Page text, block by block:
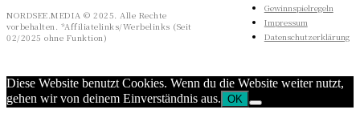
NORDSEE.MEDIA © 2025. Alle Rechte
vorbehalten. *Affiliatelinks/Werbelinks (Seit
02/2025 ohne Funktion)
Gewinnspielregeln
Impressum
Datenschutzerklärung
Diese Website benutzt Cookies. Wenn du die Website weiter nutzt,
gehen wir von deinem Einverständnis aus. OK